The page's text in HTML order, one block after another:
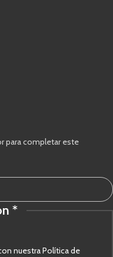
para completar este
*
nuestra Política de